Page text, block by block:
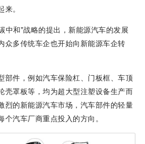
来。
中和”战略的提出，新能源汽车的发展
众多传统车企也开始向新能源车企转
部件，例如汽车保险杠、门板框、车顶
壳罩板等，均为超大型注塑设备生产而
烈的新能源汽车市场，汽车部件的轻量
个汽车厂商重点投入的方向。